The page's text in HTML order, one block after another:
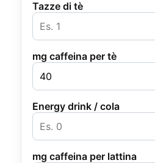
Tazze di tè
mg caffeina per tè
Energy drink / cola
mg caffeina per lattina